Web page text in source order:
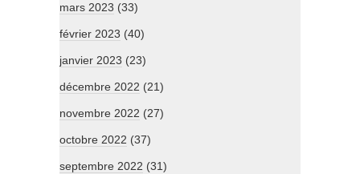
mars 2023 (33)
février 2023 (40)
janvier 2023 (23)
décembre 2022 (21)
novembre 2022 (27)
octobre 2022 (37)
septembre 2022 (31)